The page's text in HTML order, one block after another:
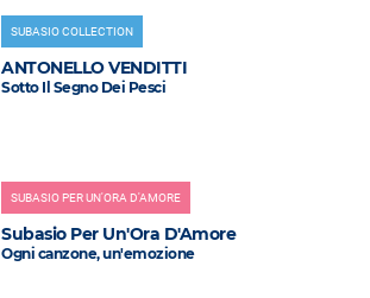
SUBASIO COLLECTION
ANTONELLO VENDITTI
Sotto Il Segno Dei Pesci
SUBASIO PER UN'ORA D'AMORE
Subasio Per Un'Ora D'Amore
Ogni canzone, un'emozione